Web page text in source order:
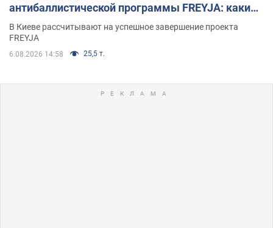
антибаллистической программы FREYJA: какие
решения готовятся
В Киеве рассчитывают на успешное завершение проекта
FREYJA
6.08.2026 14:58 25,5 т.